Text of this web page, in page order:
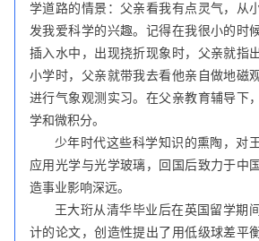
学道路的情景：父亲看我有点灵气，从
发我爱科学的兴趣。记得在我很小的时
插入水中，出现挠折现象时，父亲就指
小学时，父亲就带我去看他亲自做地磁
进行气象观测实习。在父亲教育辅导下
学和微积分。
少年时代这些科学知识的熏陶，对
应用光学与光学玻璃，回国后致力于中
造事业影响深远。
王大珩从清华毕业后在英国留学期
计的论文，创造性提出了用低级球差平